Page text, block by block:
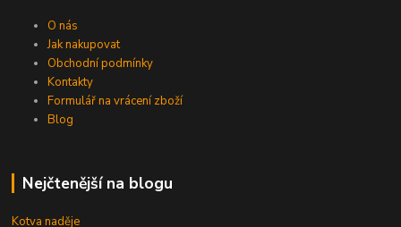
O nás
Jak nakupovat
Obchodní podmínky
Kontakty
Formulář na vrácení zboží
Blog
Nejčtenější na blogu
Kotva naděje